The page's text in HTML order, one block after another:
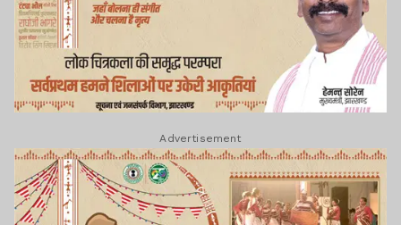
Advertisement